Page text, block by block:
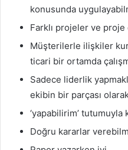
konusunda
Farklı projeler ve
Müşterilerle ilişkiler
ticari bir ortamda
Sadece liderlik
ekibin bir parçası
‘yapabilirim’
Doğru kararlar